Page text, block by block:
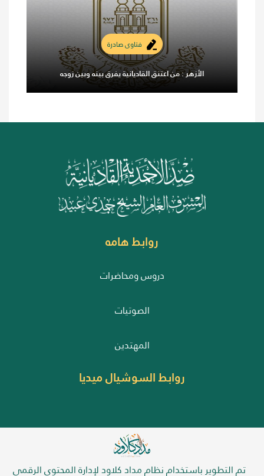
فتاوى صادرة
الأزهر : من اعتنق القاديانية يفرق بينه وبين زوجه
روابط هامه
دروس ومحاضرات
الصوتيات
المهتدين
روابط السوشيال ميديا
تم التطوير باستخدام نظام مداد كلاود لإدارة المحتوى الرقمي